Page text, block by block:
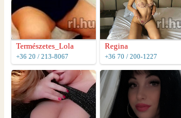
Természetes_Lola
+36 20 / 213-8067
Regina
+36 70 / 200-1227